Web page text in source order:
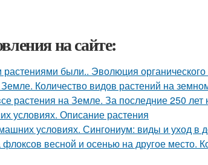
на сайте:
были.. Эволюция органического
Количество видов растений на
растения на Земле. За последние 250
условиях. Описание растения
условиях. Сингониум: виды и уход в
весной и осенью на другое место.